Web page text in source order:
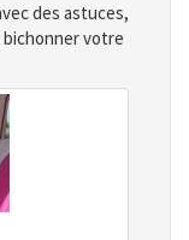
des astuces,
votre